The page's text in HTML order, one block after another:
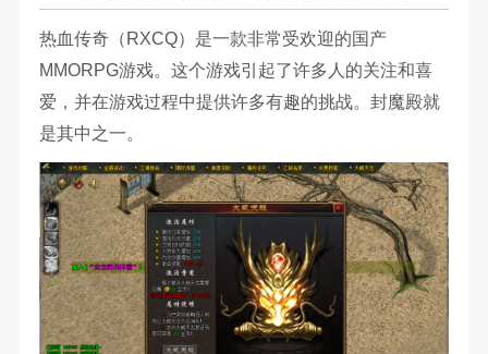
热血传奇（RXCQ）是一款非常受欢迎的国产
MMORPG游戏。这个游戏引起了许多人的关注和喜
爱，并在游戏过程中提供许多有趣的挑战。封魔殿就
是其中之一。